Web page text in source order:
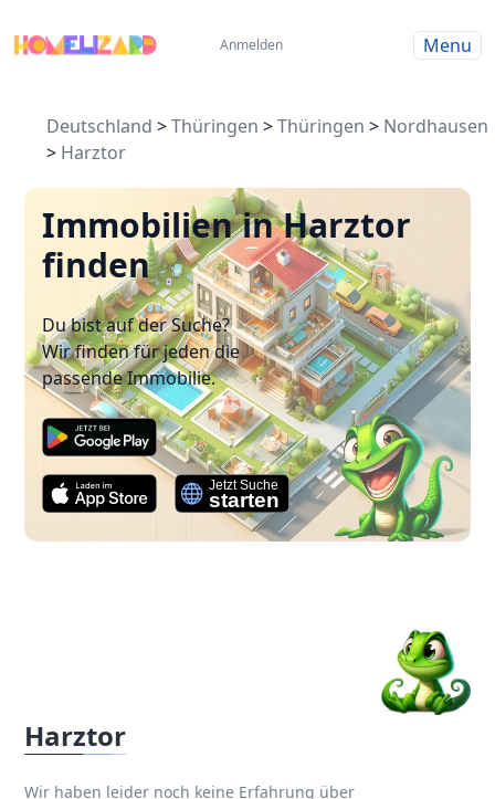
Anmelden Menu
Deutschland >Thüringen >Thüringen > Nordhausen
> Harztor
Immobilien in Harztor
finden
Du bist auf der Suche?
Wir finden für jeden die
passende Immobilie.
Harztor
Wir haben leider noch keine Erfahrung über